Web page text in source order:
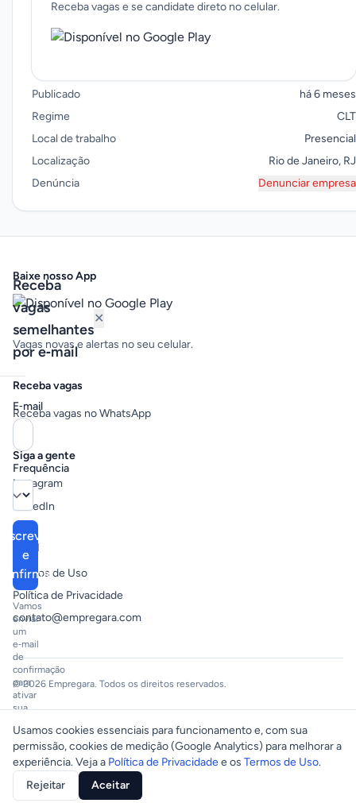
Receba vagas e se candidate direto no celular.
Publicado
há 6 meses
Regime
CLT
Local de trabalho
Presencial
Localização
Rio de Janeiro, RJ
Denúncia
Denunciar empresa
Receba
vagas
semelhantes
por e‑mail
✕
E‑mail
Frequência
e
Vamos
enviar
um
e‑mail
de
confirmação
para
ativar
sua
Baixe nosso App
Vagas novas e alertas no seu celular.
Receba vagas
Receba vagas no WhatsApp
Siga a gente
Instagram
LinkedIn
Legal
Termos de Uso
Política de Privacidade
contato@empregara.com
© 2026 Empregara. Todos os direitos reservados.
Usamos cookies essenciais para funcionamento e, com sua
permissão, cookies de medição (Google Analytics) para melhorar a
experiência. Veja a Política de Privacidadee os Termos de Uso.
Rejeitar
Aceitar